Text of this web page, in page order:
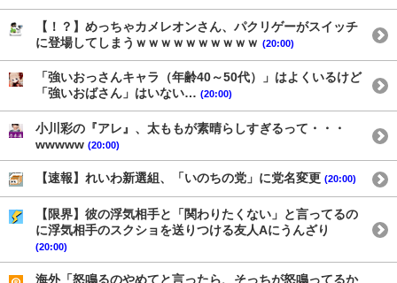
【！？】めっちゃカメレオンさん、パクリゲーがスイッチ
に登場してしまうｗｗｗｗｗｗｗｗｗｗ (20:00)
「強いおっさんキャラ（年齢40～50代）」はよくいるけど
「強いおばさん」はいない… (20:00)
小川彩の『アレ』、太ももが素晴らしすぎるって・・・
wwwww (20:00)
【速報】れいわ新選組、「いのちの党」に党名変更 (20:00)
【限界】彼の浮気相手と「関わりたくない」と言ってるの
に浮気相手のスクショを送りつける友人Aにうんざり
(20:00)
海外「怒鳴るのやめてと言ったら、そっちが怒鳴ってるか